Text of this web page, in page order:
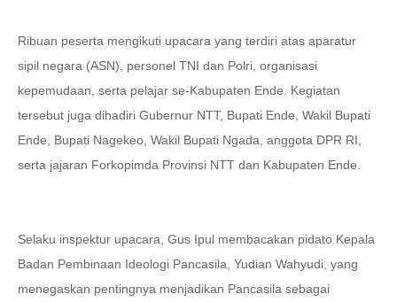
Ribuan peserta mengikuti upacara yang terdiri atas aparatur
sipil negara (ASN), personel TNI dan Polri, organisasi
kepemudaan, serta pelajar se-Kabupaten Ende. Kegiatan
tersebut juga dihadiri Gubernur NTT, Bupati Ende, Wakil Bupati
Ende, Bupati Nagekeo, Wakil Bupati Ngada, anggota DPR RI,
serta jajaran Forkopimda Provinsi NTT dan Kabupaten Ende.
Selaku inspektur upacara, Gus Ipul membacakan pidato Kepala
Badan Pembinaan Ideologi Pancasila, Yudian Wahyudi, yang
menegaskan pentingnya menjadikan Pancasila sebagai